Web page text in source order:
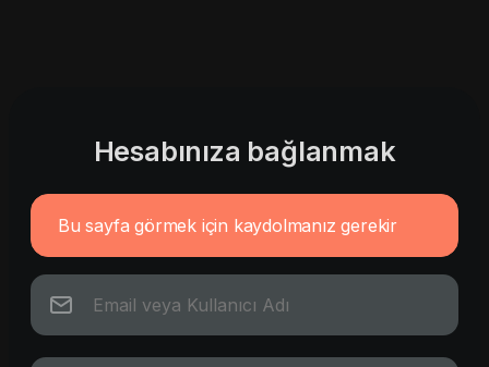
Hesabınıza bağlanmak
Bu sayfa görmek için kaydolmanız gerekir